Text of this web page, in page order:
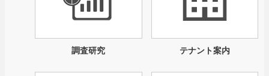
調査研究 テナント案内